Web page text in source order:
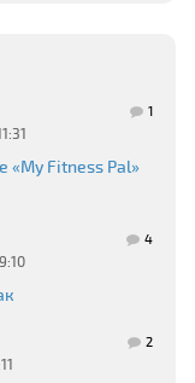
1
«My Fitness Pal»
4
2